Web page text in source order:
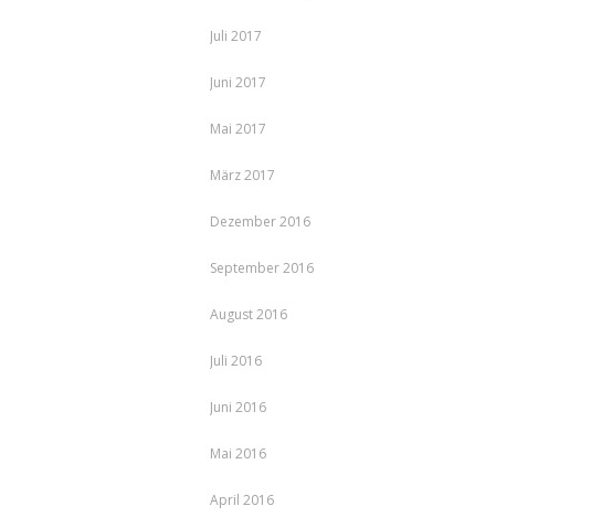
Juli 2017
Juni 2017
Mai 2017
März 2017
Dezember 2016
September 2016
August 2016
Juli 2016
Juni 2016
Mai 2016
April 2016